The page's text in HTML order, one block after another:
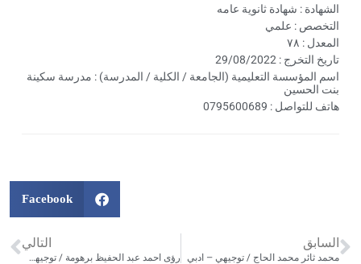
الشهادة : شهادة ثانوية عامه
التخصص : علمي
المعدل : ٧٨
تاريخ التخرج : 29/08/2022
اسم المؤسسة التعليمية (الجامعة / الكلية / المدرسة) : مدرسة سكينة
بنت الحسين
هاتف للتواصل : 0795600689
Facebook
السابق
محمد ثائر محمد الحاج / توجيهي – ادبي
التالي
رؤى احمد عبد الحفيظ برهومة / توجيهي – علمي